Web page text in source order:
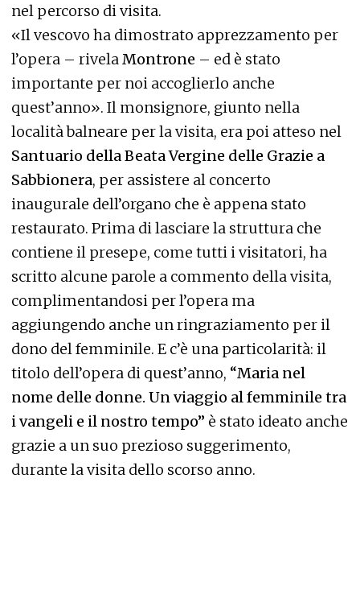
nel percorso di visita.
«Il vescovo ha dimostrato apprezzamento per
l’opera – rivelaMontrone – ed è stato
importante per noi accoglierlo anche
quest’anno». Il monsignore, giunto nella
località balneare per la visita, era poi atteso nel
Santuario della Beata Vergine delle Grazie a
Sabbionera, per assistere al concerto
inaugurale dell’organo che è appena stato
restaurato. Prima di lasciare la struttura che
contiene il presepe, come tutti i visitatori, ha
scritto alcune parole a commento della visita,
complimentandosi per l’opera ma
aggiungendo anche un ringraziamento per il
dono del femminile. E c’è una particolarità: il
titolo dell’opera di quest’anno, “Maria nel
nome delle donne. Un viaggio al femminile tra
i vangeli e il nostro tempo” è stato ideato anche
grazie a un suo prezioso suggerimento,
durante la visita dello scorso anno.